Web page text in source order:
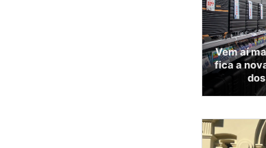
Vem aí
fica a